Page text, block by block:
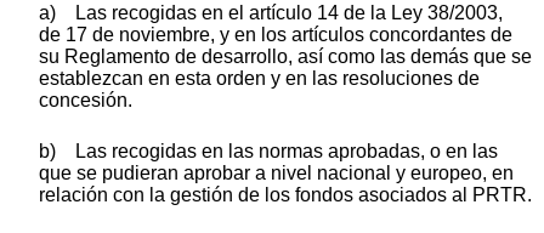
a) Las recogidas en el artículo 14 de la Ley 38/2003,
de 17 de noviembre, y en los artículos concordantes de
su Reglamento de desarrollo, así como las demás que se
establezcan en esta orden y en las resoluciones de
concesión.
b) Las recogidas en las normas aprobadas, o en las
que se pudieran aprobar a nivel nacional y europeo, en
relación con la gestión de los fondos asociados al PRTR.